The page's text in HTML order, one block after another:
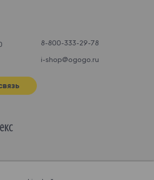
8-800-333-29-78
i-shop@ogogo.ru